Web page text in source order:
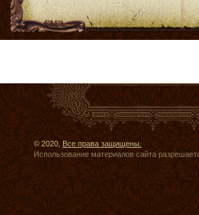
© 2020, Все права защищены.
Использование материалов сайта